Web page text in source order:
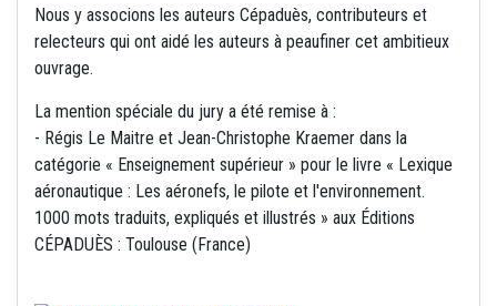
Nous y associons les auteurs Cépaduès, contributeurs et
relecteurs qui ont aidé les auteurs à peaufiner cet ambitieux
ouvrage.
La mention spéciale du jury a été remise à :
- Régis Le Maitre et Jean-Christophe Kraemer dans la
catégorie « Enseignement supérieur » pour le livre « Lexique
aéronautique : Les aéronefs, le pilote et l'environnement.
1000 mots traduits, expliqués et illustrés » aux Éditions
CÉPADUÈS : Toulouse (France)